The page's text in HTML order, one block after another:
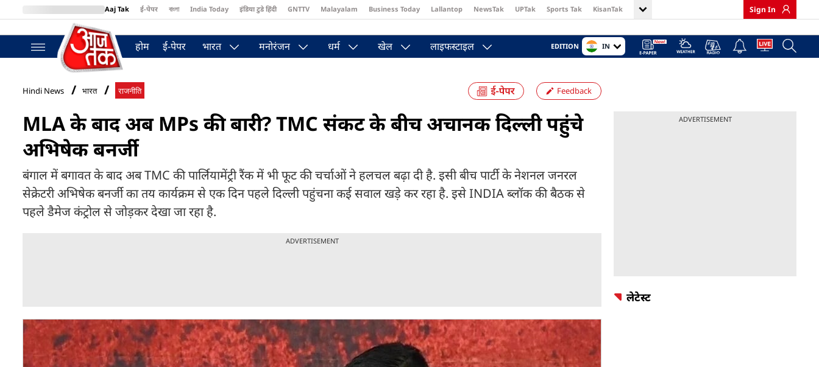
Aaj Tak ई-पेपर বাংলা India Today इंडिया टुडे हिंदी GNTTV Malayalam Business Today Lallantop NewsTak UPTak Sports Tak KisanTak
BT Bazaar
Sign In
होम ई-पेपर भारत मनोरंजन धर्म खेल लाइफस्टाइल EDITION IN
Hindi News भारत राजनीति Feedback
MLA के बाद अब MPs की बारी? TMC संकट के बीच अचानक दिल्ली पहुंचे
अभिषेक बनर्जी
बंगाल में बगावत के बाद अब TMC की पार्लियामेंट्री रैंक में भी फूट की चर्चाओं ने हलचल बढ़ा दी है. इसी बीच पार्टी के नेशनल जनरल
सेक्रेटरी अभिषेक बनर्जी का तय कार्यक्रम से एक दिन पहले दिल्ली पहुंचना कई सवाल खड़े कर रहा है. इसे INDIA ब्लॉक की बैठक से
पहले डैमेज कंट्रोल से जोड़कर देखा जा रहा है.
ADVERTISEMENT
ADVERTISEMENT
लेटेस्ट